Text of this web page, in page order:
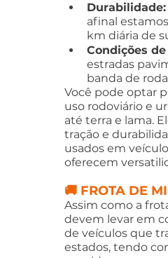
Durabilidade:
afinal
km diária de
Condições
estradas
banda de
Você pode optar
uso rodoviário e
até terra e lama.
tração e
usados em
oferecem
🚚 FROTA DE
Assim como a
devem levar em
de veículos que
estados, tendo